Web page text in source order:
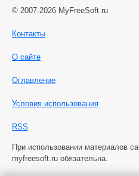
© 2007-2026 MyFreeSoft.ru
Контакты
О сайте
Оглавление
Условия использования
RSS
При использовании материалов
myfreesoft.ru обязательна.